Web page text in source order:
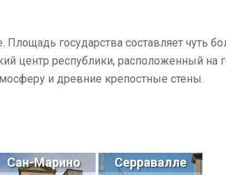
государства составляет чуть
центр республики, расположенный на
и древние крепостные стены.
Сан-Марино Серравалле